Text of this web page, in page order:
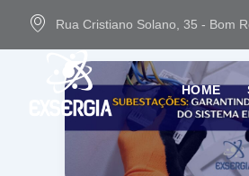
o
Rua Cristiano Solano, 35 - Bom
HOME